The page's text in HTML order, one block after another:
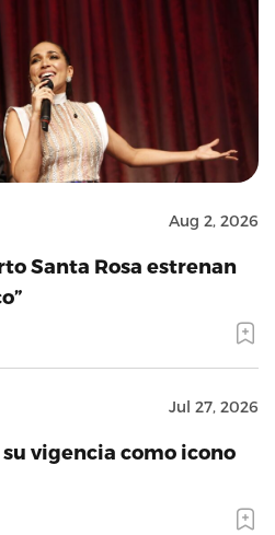
Aug 2, 2026
Santa Rosa estrenan
Jul 27, 2026
vigencia como icono